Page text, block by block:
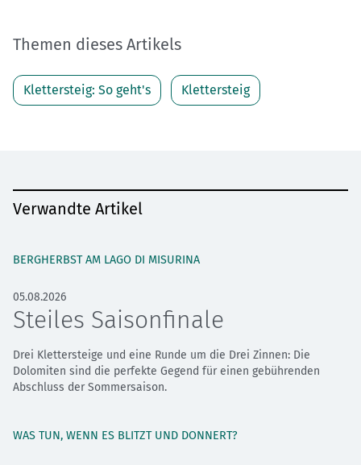
Themen dieses Artikels
Klettersteig: So geht's Klettersteig
Verwandte Artikel
BERGHERBST AM LAGO DI MISURINA
05.08.2026
Steiles Saisonfinale
Drei Klettersteige und eine Runde um die Drei Zinnen: Die
Dolomiten sind die perfekte Gegend für einen gebührenden
Abschluss der Sommersaison.
WAS TUN, WENN ES BLITZT UND DONNERT?